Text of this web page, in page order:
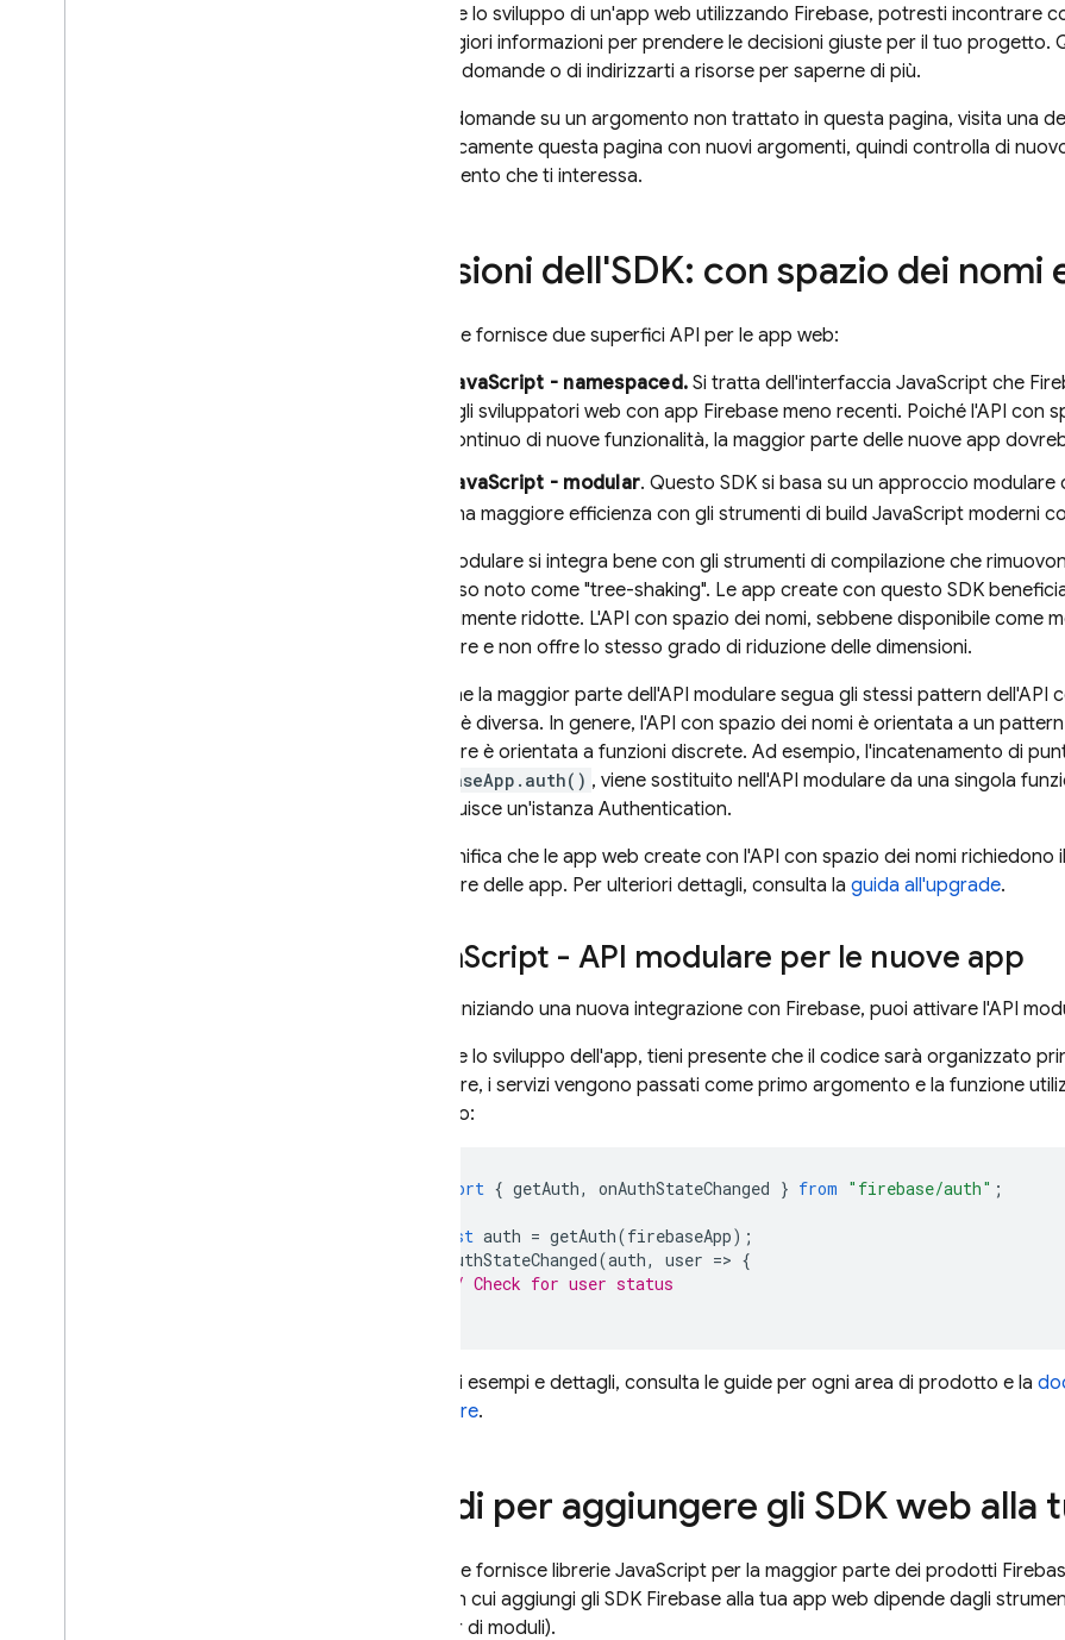
Durante lo sviluppo di un'app web utilizzando Firebase, potresti incontrare
di maggiori informazioni per prendere le decisioni giuste per il tuo
queste domande o di indirizzarti a risorse per saperne di più.
Se hai domande su un argomento non trattato in questa pagina, visita una
periodicamente questa pagina con nuovi argomenti, quindi controlla di
l'argomento che ti interessa.
Versioni dell'SDK: con spazio dei nomi
Firebase fornisce due superfici API per le app web:
JavaScript - namespaced. Si tratta dell'interfaccia JavaScript che
agli sviluppatori web con app Firebase meno recenti. Poiché l'API con
continuo di nuove funzionalità, la maggior parte delle nuove app
JavaScript - modular. Questo SDK si basa su un approccio
una maggiore efficienza con gli strumenti di build JavaScript moderni
L'API modulare si integra bene con gli strumenti di compilazione che
processo noto come "tree-shaking". Le app create con questo SDK
notevolmente ridotte. L'API con spazio dei nomi, sebbene disponibile come
modulare e non offre lo stesso grado di riduzione delle dimensioni.
Sebbene la maggior parte dell'API modulare segua gli stessi pattern dell'API
codice è diversa. In genere, l'API con spazio dei nomi è orientata a un
modulare è orientata a funzioni discrete. Ad esempio, l'incatenamento di
firebaseApp.auth() , viene sostituito nell'API modulare da una singola
e restituisce un'istanza Authentication.
Ciò significa che le app web create con l'API con spazio dei nomi
modulare delle app. Per ulteriori dettagli, consulta la guida all'upgrade.
JavaScript - API modulare per le nuove app
Se stai iniziando una nuova integrazione con Firebase, puoi attivare l'API
Durante lo sviluppo dell'app, tieni presente che il codice sarà organizzato
modulare, i servizi vengono passati come primo argomento e la funzione
esempio:
import { getAuth, onAuthStateChanged } from "firebase/auth" ;
const auth = getAuth(firebaseApp);
onAuthStateChanged(auth, user => {
// Check for user status
Per altri esempi e dettagli, consulta le guide per ogni area di prodotto e la
modulare.
Modi per aggiungere gli SDK web alla
Firebase fornisce librerie JavaScript per la maggior parte dei prodotti
modo in cui aggiungi gli SDK Firebase alla tua app web dipende dagli
bundler di moduli).